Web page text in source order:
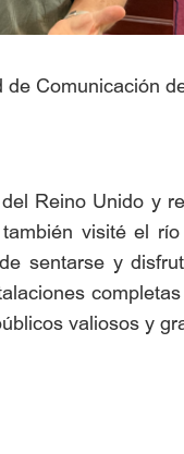
Comunicación
Reino Unido y
visité el
sentarse y
valiosos y